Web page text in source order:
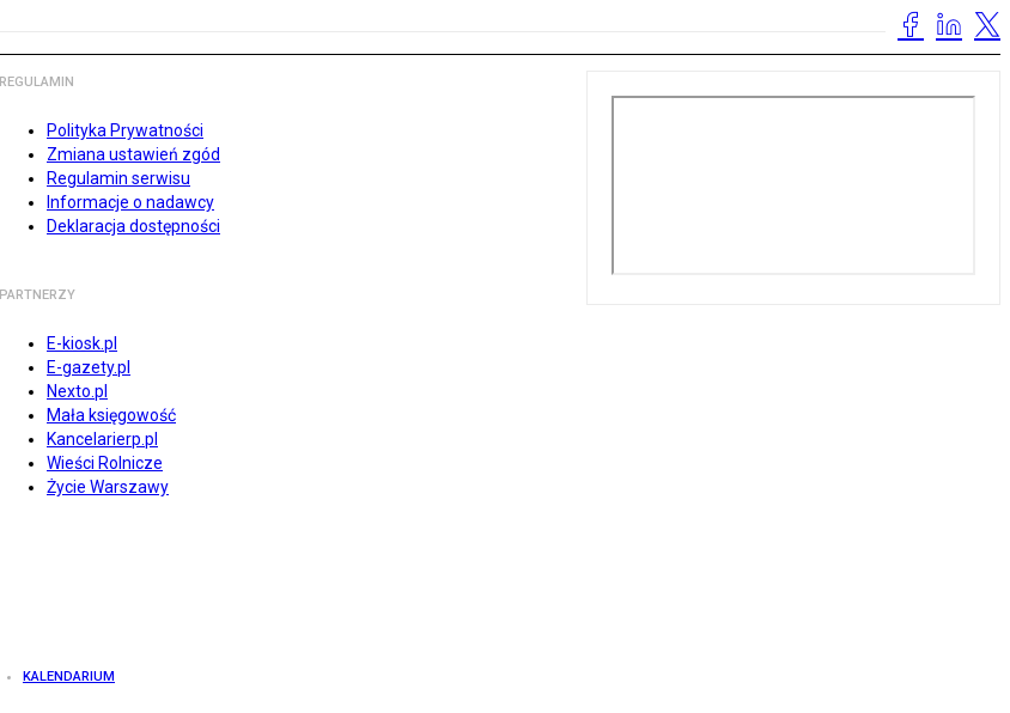
REGULAMIN
Polityka Prywatności
Zmiana ustawień zgód
Regulamin serwisu
Informacje o nadawcy
Deklaracja dostępności
PARTNERZY
E-kiosk.pl
E-gazety.pl
Nexto.pl
Mała księgowość
Kancelarierp.pl
Wieści Rolnicze
Życie Warszawy
KALENDARIUM